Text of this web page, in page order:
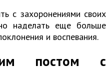
с захоронениями своих
наделать еще больше
и воспевания.
постом с